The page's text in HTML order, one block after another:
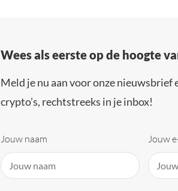
Wees als eerste op de hoogte
Meld je nu aan voor onze
crypto’s, rechtstreeks in je inbox!
Jouw naam Jouw